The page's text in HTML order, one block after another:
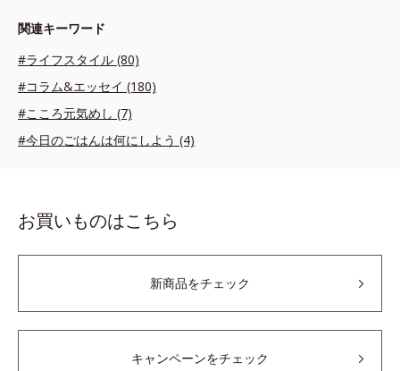
関連キーワード
#ライフスタイル (80)
#コラム&エッセイ (180)
#こころ元気めし (7)
#今日のごはんは何にしよう (4)
お買いものはこちら
新商品をチェック
キャンペーンをチェック